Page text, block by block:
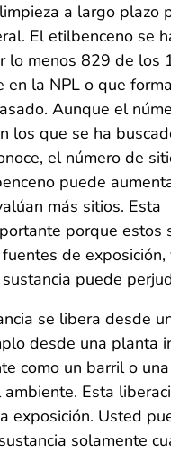
a largo plazo
El etilbenceno se
lo menos 829 de los
en la NPL o que
Aunque el
los que se ha
el número de
puede
más sitios. Esta
porque estos
de exposición,
puede
se libera desde
desde una planta
como un barril o
Esta
exposición. Usted
solamente